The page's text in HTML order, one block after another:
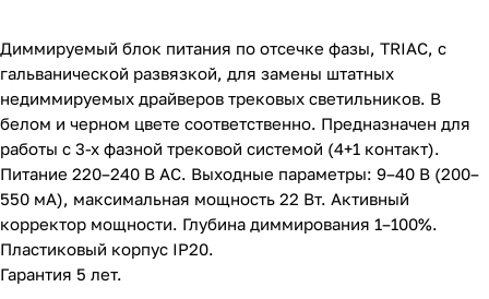
Диммируемый блок питания по отсечке фазы, TRIAC, с
гальванической развязкой, для замены штатных
недиммируемых драйверов трековых светильников. В
белом и черном цвете соответственно. Предназначен для
работы с 3-х фазной трековой системой (4+1 контакт).
Питание 220–240 В AC. Выходные параметры: 9–40 В (200–
550 мА), максимальная мощность 22 Вт. Активный
корректор мощности. Глубина диммирования 1–100%.
Пластиковый корпус IP20.
Гарантия 5 лет.